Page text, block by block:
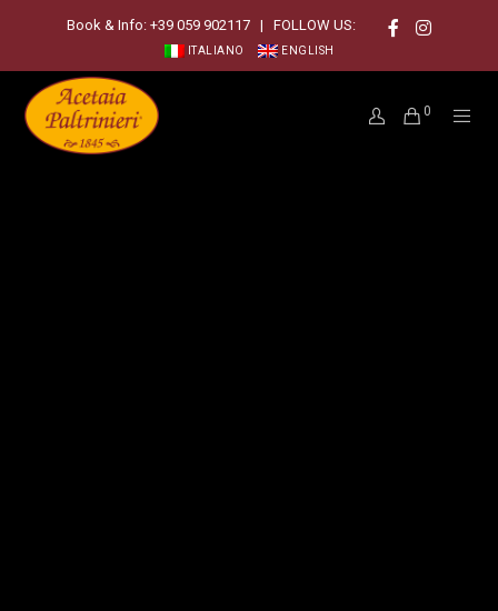
Book & Info: +39 059 902117 | FOLLOW US:
ITALIANO ENGLISH
0